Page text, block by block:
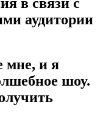
в связи с
аудитории
мне, и я
шоу.